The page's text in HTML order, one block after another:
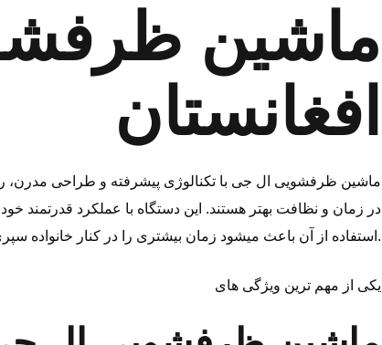
ماشین
افغانستان
ماشین ظرفشویی ال جی با تکنالوژی پیشرفته و طراحی مدرن،
در زمان و نظافت بهتر هستند. این دستگاه با عملکرد قدرتمند
استفاده از آن باعث میشود زمان بیشتری را در کنار خانواده سپری کنید و نگرانی کمتری درباره شستن ظروف داشته باشید.
یکی از مهم ‌ترین ویژگی ‌های